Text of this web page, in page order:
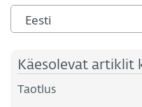
Eesti
Käesolevat artiklit
Taotlus